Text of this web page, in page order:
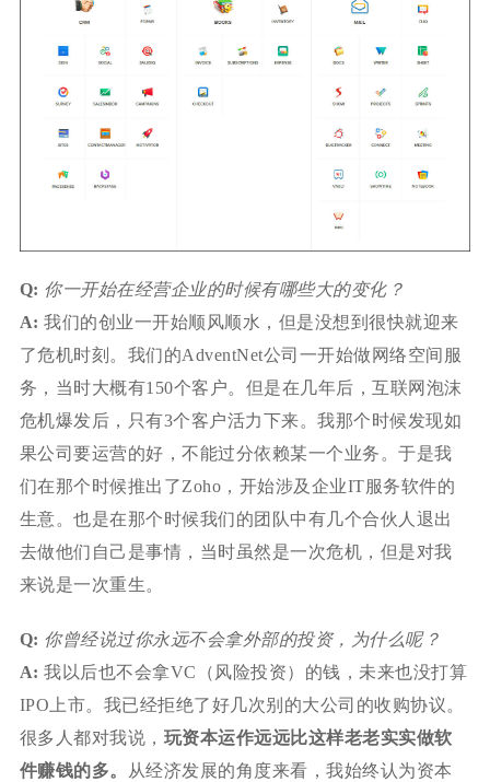
Q: 你一开始在经营企业的时候有哪些大的变化？
A: 我们的创业一开始顺风顺水，但是没想到很快就迎来
了危机时刻。我们的AdventNet公司一开始做网络空间服
务，当时大概有150个客户。但是在几年后，互联网泡沫
危机爆发后，只有3个客户活力下来。我那个时候发现如
果公司要运营的好，不能过分依赖某一个业务。于是我
们在那个时候推出了Zoho，开始涉及企业IT服务软件的
生意。也是在那个时候我们的团队中有几个合伙人退出
去做他们自己是事情，当时虽然是一次危机，但是对我
来说是一次重生。
Q: 你曾经说过你永远不会拿外部的投资，为什么呢？
A: 我以后也不会拿VC（风险投资）的钱，未来也没打算
IPO上市。我已经拒绝了好几次别的大公司的收购协议。
很多人都对我说， 玩资本运作远远比这样老老实实做软
件赚钱的多。
从经济发展的角度来看，我始终认为资本